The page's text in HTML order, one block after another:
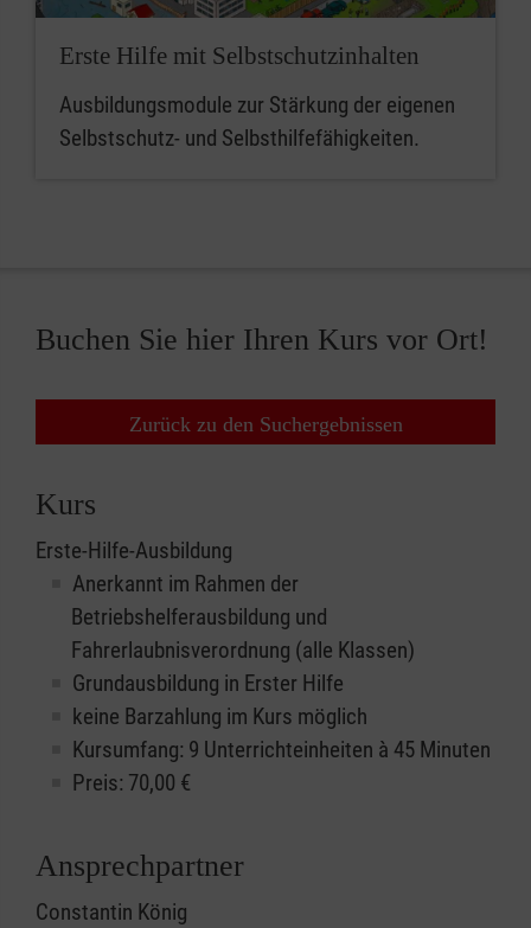
Erste Hilfe mit Selbstschutzinhalten
Ausbildungsmodule zur Stärkung der eigenen
Selbstschutz- und Selbsthilfefähigkeiten.
Buchen Sie hier Ihren Kurs vor Ort!
Zurück zu den Suchergebnissen
Kurs
Erste-Hilfe-Ausbildung
Anerkannt im Rahmen der
Betriebshelferausbildung und
Fahrerlaubnisverordnung (alle Klassen)
Grundausbildung in Erster Hilfe
keine Barzahlung im Kurs möglich
Kursumfang: 9 Unterrichteinheiten à 45 Minuten
Preis: 70,00 €
Ansprechpartner
Constantin König